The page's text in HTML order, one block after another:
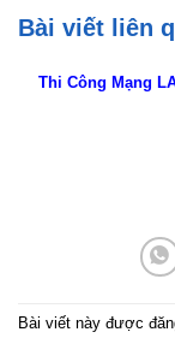
Bài viết liên
Thi Công Mạng
Bài viết này được